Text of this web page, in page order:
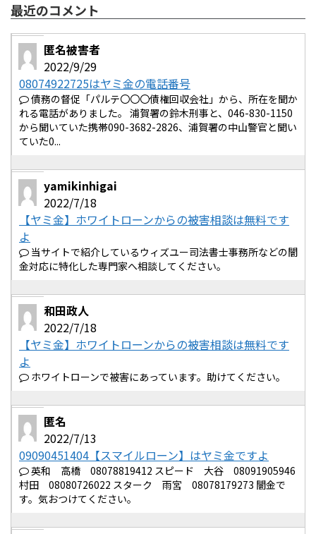
最近のコメント
匿名被害者
2022/9/29
08074922725はヤミ金の電話番号
債務の督促「パルテ〇〇〇債権回収会社」から、所在を聞か
れる電話がありました。 浦賀署の鈴木刑事と、046-830-1150
から聞いていた携帯090-3682-2826、浦賀署の中山警官と聞い
ていた0...
yamikinhigai
2022/7/18
【ヤミ金】ホワイトローンからの被害相談は無料です
よ
当サイトで紹介しているウィズユー司法書士事務所などの闇
金対応に特化した専門家へ相談してください。
和田政人
2022/7/18
【ヤミ金】ホワイトローンからの被害相談は無料です
よ
ホワイトローンで被害にあっています。助けてください。
匿名
2022/7/13
09090451404【スマイルローン】はヤミ金ですよ
英和 高橋 08078819412 スピード 大谷 08091905946
村田 08080726022 スターク 雨宮 08078179273 闇金で
す。気おつけてください。